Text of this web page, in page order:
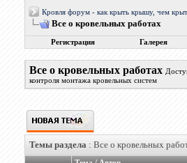
Кровля форум - как крыть крышу, чем
Все о кровельных работах
Регистрация Галерея
Все о кровельных работах
контроля монтажа кровельных систем
Темы раздела: Все о кровельных